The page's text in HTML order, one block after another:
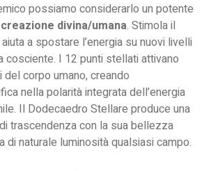
possiamo considerarlo un potente
divina/umana. Stimola il
a spostare l’energia su nuovi livelli
I 12 punti stellati attivano
corpo umano, creando
nella polarità integrata dell’energia
Il Dodecaedro Stellare produce una
trascendenza con la sua bellezza
di naturale luminosità qualsiasi campo.